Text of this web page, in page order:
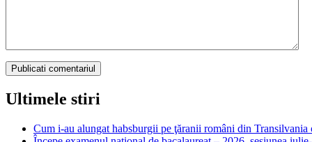
Ultimele stiri
Cum i-au alungat habsburgii pe ţăranii români din